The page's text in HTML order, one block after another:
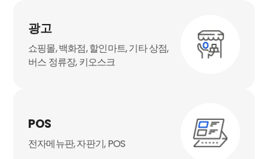
광고
쇼핑몰, 백화점, 할인마트, 기타 상점,
버스 정류장, 키오스크
POS
전자메뉴판, 자판기, POS